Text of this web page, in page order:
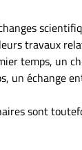
travaux
temps, un
un échange
sont